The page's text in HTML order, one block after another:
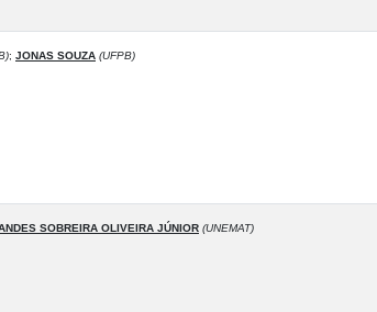
; JONAS SOUZA (UFPB)
SOBREIRA OLIVEIRA JÚNIOR (UNEMAT)